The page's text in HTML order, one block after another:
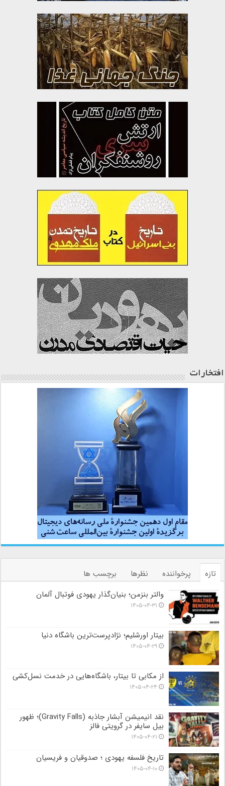
افتخارات
تازه پرخواننده نظرها
برچسب ها
والتر بنزمن؛ بنیان‌گذار یهودی فوتبال آلمان
۱۴۰۵-۰۴-۳۱
بیتار اورشلیم؛ نژادپرست‌ترین باشگاه دنیا
۱۴۰۵-۰۴-۲۹
از مکابی تا بیتار، باشگاه‌هایی در خدمت نسل‌کشی
۱۴۰۵-۰۴-۲۴
نقد انیمیشن آبشار جاذبه (Gravity Falls)؛ ظهور
بیل سایفر در گرویتی فالز
۱۴۰۵-۰۴-۲۱
تاریخ فلسفه یهودی ؛ صدوقیان و فریسیان
۱۴۰۵-۰۴-۱۰